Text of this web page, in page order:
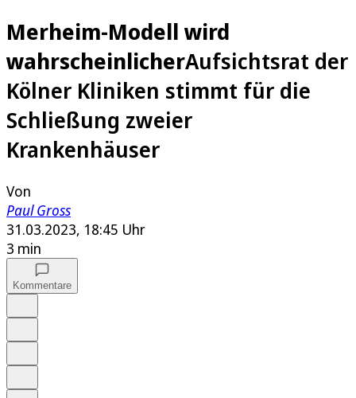
Merheim-Modell wird
wahrscheinlicherAufsichtsrat der
Kölner Kliniken stimmt für die
Schließung zweier
Krankenhäuser
Von
Paul Gross
31.03.2023, 18:45 Uhr
3 min
Kommentare